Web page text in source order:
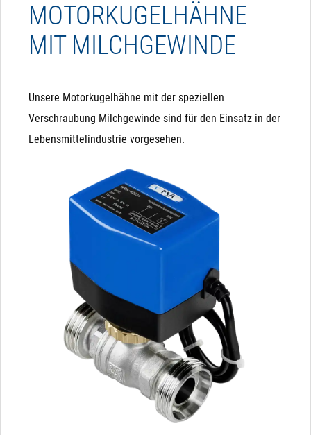
MOTORKUGELHÄHNE
MIT MILCHGEWINDE
Unsere Motorkugelhähne mit der speziellen
Verschraubung Milchgewinde sind für den Einsatz in der
Lebensmittelindustrie vorgesehen.